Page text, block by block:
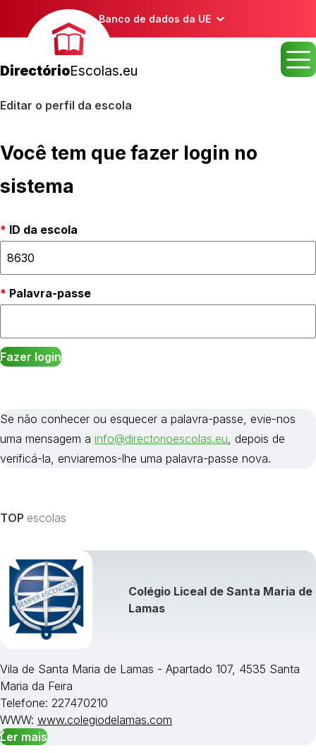
Banco de dados da UE
DirectórioEscolas.eu
Editar o perfil da escola
Você tem que fazer login no
sistema
ID da escola
Palavra-passe
Se não conhecer ou esquecer a palavra-passe, evie-nos
uma mensagem a info@directorioescolas.eu, depois de
verificá-la, enviaremos-lhe uma palavra-passe nova.
TOP escolas
Colégio Liceal de Santa Maria de
Lamas
Vila de Santa Maria de Lamas - Apartado 107, 4535 Santa
Maria da Feira
Telefone: 227470210
WWW: www.colegiodelamas.com
Ler mais